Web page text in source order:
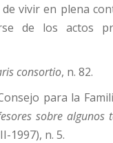
vivir en plena
de los actos
consortio, n. 82.
para la
sobre algunos
1997), n. 5.